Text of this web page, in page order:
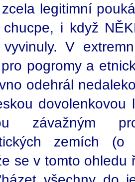
legitimní
i když
V
pogromy a
odehrál
dovolenkovou
závažným
zemích
se v tomto